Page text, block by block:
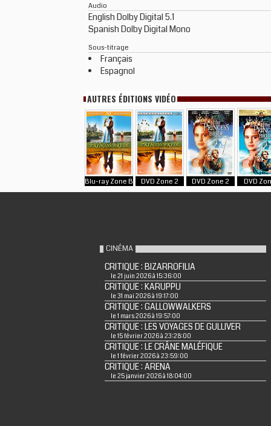
Audio
English Dolby Digital 5.1
Spanish Dolby Digital Mono
Sous-titrage
Français
Espagnol
AUTRES ÉDITIONS VIDÉO
Blu-ray Zone B DVD Zone 2 DVD Zone 2 DVD
CINÉMA
CRITIQUE : BIZARROFILIA
le 21 juin 2026 à 15:36:00
CRITIQUE : KARUPPU
le 31 mai 2026 à 19:17:00
CRITIQUE : GALLOWWALKERS
le 1 mars 2026 à 19:57:00
CRITIQUE : LES VOYAGES DE GULLIVER
le 15 février 2026 à 23:28:00
CRITIQUE : LE CRÂNE MALÉFIQUE
le 1 février 2026 à 23:59:00
CRITIQUE : ARENA
le 25 janvier 2026 à 18:04:00